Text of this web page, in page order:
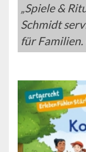
„Spiele &
Schmidt
für